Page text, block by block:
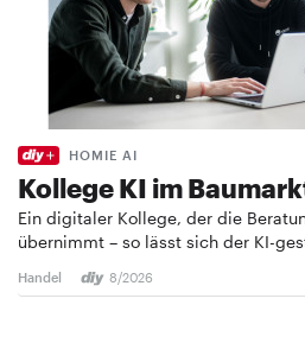
HOMIE AI
Kollege KI im
Ein digitaler Kollege, der die
übernimmt – so lässt sich der KI-
Handel 8/2026